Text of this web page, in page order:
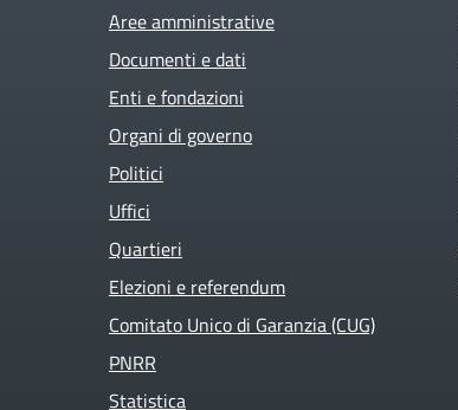
Aree amministrative
Documenti e dati
Enti e fondazioni
Organi di governo
Politici
Uffici
Quartieri
Elezioni e referendum
Comitato Unico di Garanzia (CUG)
PNRR
Statistica